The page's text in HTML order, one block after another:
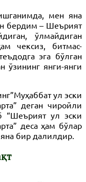
мен яна
бердим – Шеърият
ўлмайдиган
чексиз, битмас-
эга бўлган
ўзининг янги-янги
ул эски
деган чиройли
“Шеърият ул эски
деса ҳам бўлар
бир далилдир.